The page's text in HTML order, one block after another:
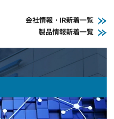
会社情報・IR新着一覧
製品情報新着一覧